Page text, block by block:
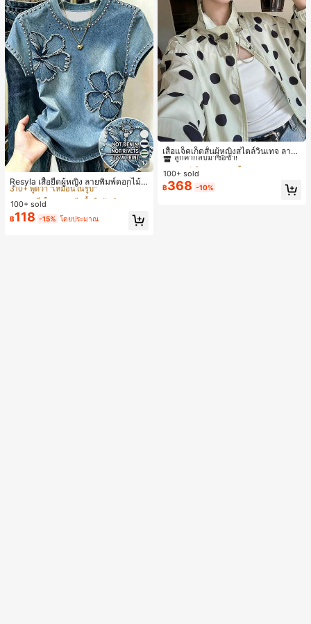
17
Resyla เสื้อยืดผู้หญิง ลายพิมพ์ดอกไม้สี
น้ำเงินวินเทจ เสื้อสำหรับออกไปเที่ยวฤ
ดูร้อน ดีไซน์กราฟิก สบายๆ อเนกประสง
ค์ สวมใส่ประจำวัน กลางแจ้ง ช้อปปิ้ง ท่
องเที่ยวกลางแจ้ง
#5 ขายดี ใน หลากสี เสื้อยืดผู้หญิง
310+ พูดว่า "เหมือนในรูป"
#5 ขายดี
ใน หลากสี เสื้อยืดผู้หญิง
310+ พูดว่า "เหมือนในรูป"
#5 ขายดี
ใน หลากสี เสื้อยืดผู้หญิง
310+ พูดว่า "เหมือนในรูป"
#5 ขายดี ใน หลากสี เสื้อยืดผู้หญิง
100+ sold
฿118 -15% โดยประมาณ
เสื้อแจ็คเก็ตสั้นผู้หญิงสไตล์วินเทจ ลายจุ
ดขนาดใหญ่ คอตั้ง เอวเข้ารูป แขนพอง
ทรงหลวม แฟชั่นอเนกประสงค์ สำหรับใ
ส่ประจำวันและไปเที่ยวพักผ่อน
#1 ขายดี
ใน กระเป๋า เสื้อคลุมลำลอง
ลูกค้ากลับมาซื้อซ้ำ!
#1 ขายดี ใน กระเป๋า เสื้อคลุมลำลอง
ลูกค้ากลับมาซื้อซ้ำ!
#1 ขายดี ใน กระเป๋า เสื้อคลุมลำลอง
ลูกค้ากลับมาซื้อซ้ำ!
#1 ขายดี ใน กระเป๋า เสื้อคลุมลำลอง
100+ sold
฿368 -10%